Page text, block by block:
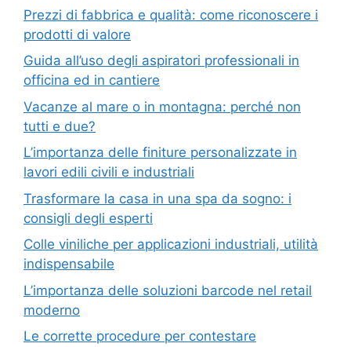
Prezzi di fabbrica e qualità: come riconoscere i
prodotti di valore
Guida all’uso degli aspiratori professionali in
officina ed in cantiere
Vacanze al mare o in montagna: perché non
tutti e due?
L’importanza delle finiture personalizzate in
lavori edili civili e industriali
Trasformare la casa in una spa da sogno: i
consigli degli esperti
Colle viniliche per applicazioni industriali, utilità
indispensabile
L’importanza delle soluzioni barcode nel retail
moderno
Le corrette procedure per contestare